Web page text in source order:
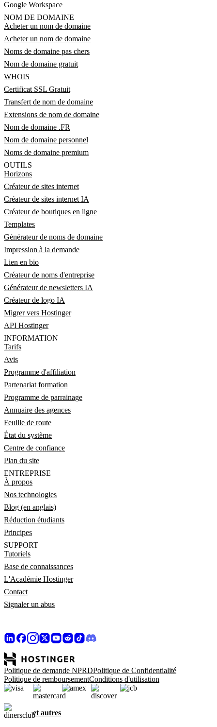
Google Workspace
NOM DE DOMAINE
Acheter un nom de domaine
Acheter un nom de domaine
Noms de domaine pas chers
Nom de domaine gratuit
WHOIS
Certificat SSL Gratuit
Transfert de nom de domaine
Extensions de nom de domaine
Nom de domaine .FR
Nom de domaine personnel
Noms de domaine premium
OUTILS
Horizons
Créateur de sites internet
Créateur de sites internet IA
Créateur de boutiques en ligne
Templates
Générateur de noms de domaine
Impression à la demande
Lien en bio
Créateur de noms d'entreprise
Générateur de newsletters IA
Créateur de logo IA
Migrer vers Hostinger
API Hostinger
INFORMATION
Tarifs
Avis
Programme d'affiliation
Partenariat formation
Programme de parrainage
Annuaire des agences
Feuille de route
État du système
Centre de confiance
Plan du site
ENTREPRISE
À propos
Nos technologies
Blog (en anglais)
Réduction étudiants
Principes
SUPPORT
Tutoriels
Base de connaissances
L'Académie Hostinger
Contact
Signaler un abus
Politique de demande NPRDPolitique de Confidentialité
Politique de remboursementConditions d'utilisation
et autres